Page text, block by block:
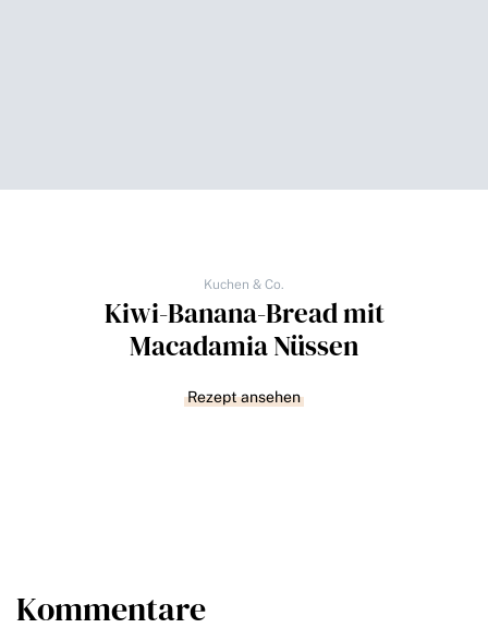
Kuchen & Co.
Kiwi-Banana-Bread mit
Macadamia Nüssen
Rezept ansehen
Kommentare